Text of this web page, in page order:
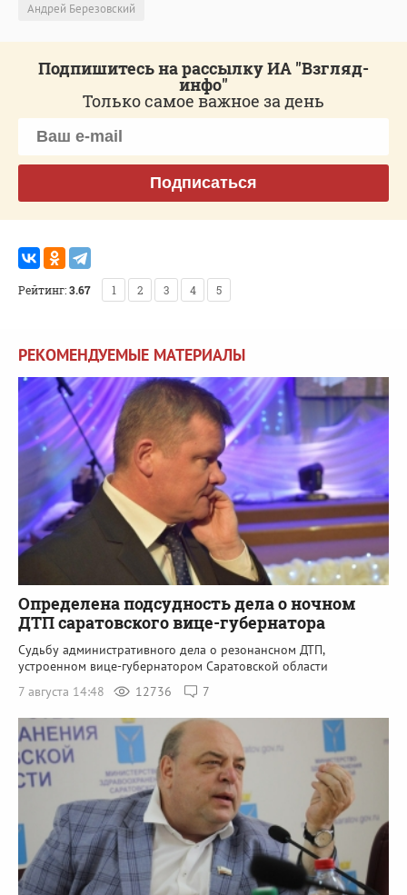
Андрей Березовский
Подпишитесь на рассылку ИА "Взгляд-
инфо"
Только самое важное за день
Подписаться
Рейтинг:3.67 1 2 3 4 5
РЕКОМЕНДУЕМЫЕ МАТЕРИАЛЫ
Определена подсудность дела о ночном
ДТП саратовского вице-губернатора
Судьбу административного дела о резонансном ДТП,
устроенном вице-губернатором Саратовской области
7 августа 14:48
12736 7